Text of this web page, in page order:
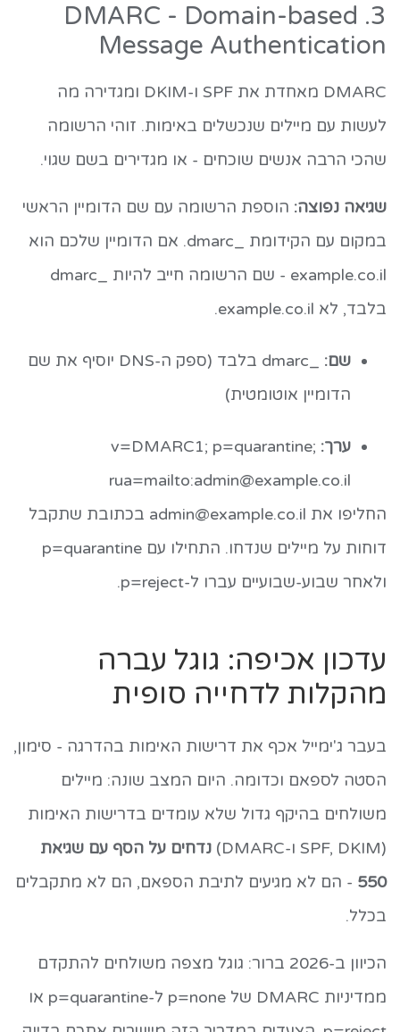
3. DMARC - Domain-based
Message Authentication
DMARC מאחדת את SPF ו-DKIM ומגדירה מה
לעשות עם מיילים שנכשלים באימות. זוהי הרשומה
שהכי הרבה אנשים שוכחים - או מגדירים בשם שגוי.
שגיאה נפוצה: הוספת הרשומה עם שם הדומיין הראשי
במקום עם הקידומת
. אם הדומיין שלכם הוא
example.co.il - שם הרשומה חייב להיות
בלבד, לא example.co.il
.
שם:
בלבד (ספק ה-DNS יוסיף את שם
הדומיין אוטומטית)
ערך: v=DMARC1; p=quarantine;
rua=mailto:admin@example.co.il
החליפו את admin@example.co.il בכתובת שתקבל
דוחות על מיילים שנדחו. התחילו עם p=quarantine
ולאחר שבוע-שבועיים עברו ל-p=reject
.
עדכון אכיפה: גוגל עברה
מהקלות לדחייה סופית
בעבר ג'ימייל אכף את דרישות האימות בהדרגה - סימון,
הסטה לספאם וכדומה. היום המצב שונה: מיילים
משולחים בהיקף גדול שלא עומדים בדרישות האימות
(SPF, DKIM ו-DMARC)
נדחים על הסף עם שגיאת
550 - הם לא מגיעים לתיבת הספאם, הם לא מתקבלים
בכלל.
הכיוון ב-2026 ברור: גוגל מצפה משולחים להתקדם
ממדיניות DMARC של p=none ל-p=quarantine או